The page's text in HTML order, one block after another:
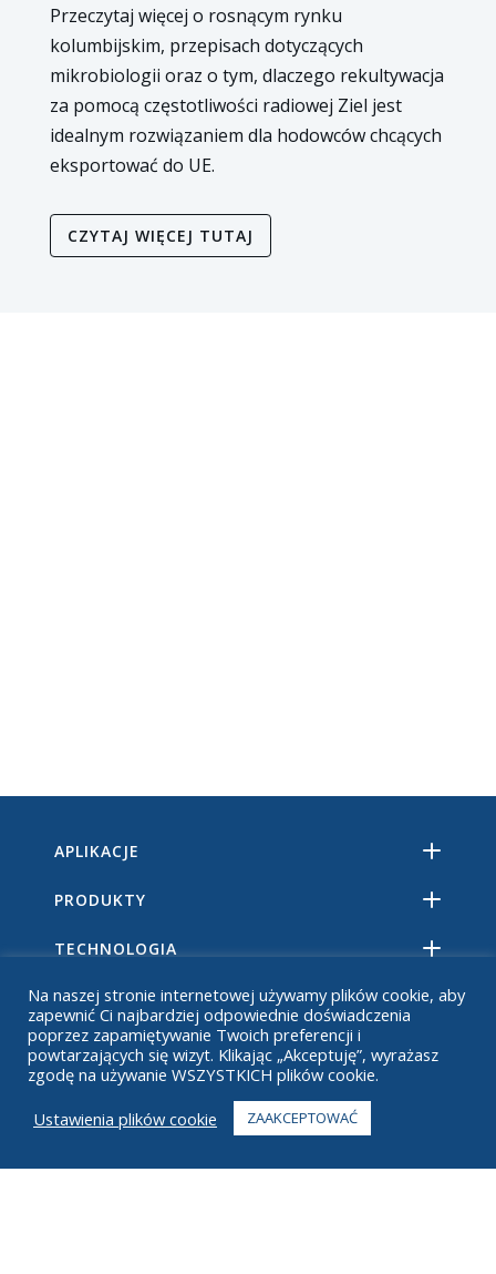
Przeczytaj więcej o rosnącym rynku
kolumbijskim, przepisach dotyczących
mikrobiologii oraz o tym, dlaczego rekultywacja
za pomocą częstotliwości radiowej Ziel jest
idealnym rozwiązaniem dla hodowców chcących
eksportować do UE.
CZYTAJ WIĘCEJ TUTAJ
APLIKACJE
PRODUKTY
TECHNOLOGIA
ZASOBY
O
Na naszej stronie internetowej używamy plików cookie, aby
zapewnić Ci najbardziej odpowiednie doświadczenia
poprzez zapamiętywanie Twoich preferencji i
powtarzających się wizyt. Klikając „Akceptuję”, wyrażasz
zgodę na używanie WSZYSTKICH plików cookie.
Ustawienia plików cookie
ZAAKCEPTOWAĆ